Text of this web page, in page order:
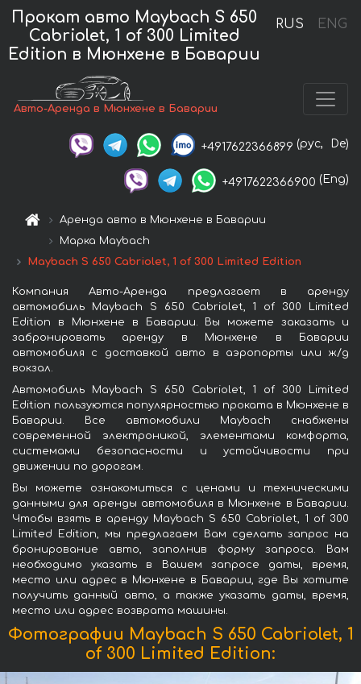
RUS ENG
Прокат авто Maybach S 650
Cabriolet, 1 of 300 Limited
Edition в Мюнхене в Баварии
Авто-Аренда в Мюнхене в Баварии
+4917622366899 (рус, De)
+4917622366900 (Eng)
Аренда авто в Мюнхене в Баварии
Марка Maybach
Maybach S 650 Cabriolet, 1 of 300 Limited Edition
Компания Авто-Аренда предлагает в аренду
автомобиль Maybach S 650 Cabriolet, 1 of 300 Limited
Edition в Мюнхене в Баварии. Вы можете заказать и
забронировать аренду в Мюнхене в Баварии
автомобиля с доставкой авто в аэропорты или ж/д
вокзал.
Автомобиль Maybach S 650 Cabriolet, 1 of 300 Limited
Edition пользуются популярностью проката в Мюнхене в
Баварии. Все автомобили Maybach снабжены
современной электроникой, элементами комфорта,
системами безопасности и устойчивости при
движении по дорогам.
Вы можете ознакомиться с ценами и техническими
данными для аренды автомобиля в Мюнхене в Баварии.
Чтобы взять в аренду Maybach S 650 Cabriolet, 1 of 300
Limited Edition, мы предлагаем Вам сделать запрос на
бронирование авто, заполнив форму запроса. Вам
необходимо указать в Вашем запросе даты, время,
место или адрес в Мюнхене в Баварии, где Вы хотите
получить данный авто, а также указать даты, время,
место или адрес возврата машины.
Фотографии Maybach S 650 Cabriolet, 1
of 300 Limited Edition: